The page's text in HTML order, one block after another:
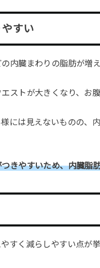
すい
内臓まわりの脂肪が増
ストが大きくなり、お腹
には見えないものの、
きやすいため、内臓脂
すく減らしやすい点が挙